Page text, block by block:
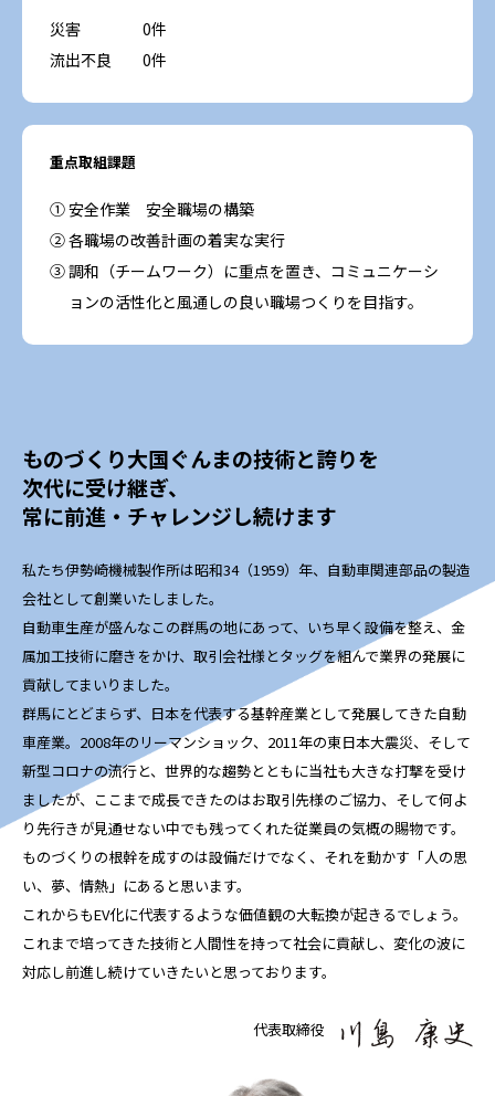
災害
0件
流出不良
0件
重点取組課題
① 安全作業 安全職場の構築
② 各職場の改善計画の着実な実行
③ 調和（チームワーク）に重点を置き、コミュニケーシ
ョンの活性化と風通しの良い職場つくりを目指す。
ものづくり大国ぐんまの技術と誇りを
次代に受け継ぎ、
常に前進・チャレンジし続けます
私たち伊勢崎機械製作所は昭和34（1959）年、自動車関連部品の製造
会社として創業いたしました。
自動車生産が盛んなこの群馬の地にあって、いち早く設備を整え、金
属加工技術に磨きをかけ、取引会社様とタッグを組んで業界の発展に
貢献してまいりました。
群馬にとどまらず、日本を代表する基幹産業として発展してきた自動
車産業。2008年のリーマンショック、2011年の東日本大震災、そして
新型コロナの流行と、世界的な趨勢とともに当社も大きな打撃を受け
ましたが、ここまで成長できたのはお取引先様のご協力、そして何よ
り先行きが見通せない中でも残ってくれた従業員の気概の賜物です。
ものづくりの根幹を成すのは設備だけでなく、それを動かす「人の思
い、夢、情熱」にあると思います。
これからもEV化に代表するような価値観の大転換が起きるでしょう。
これまで培ってきた技術と人間性を持って社会に貢献し、変化の波に
対応し前進し続けていきたいと思っております。
代表取締役